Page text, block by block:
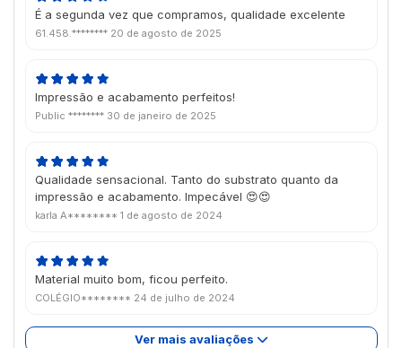
É a segunda vez que compramos, qualidade excelente
61.458.******** 20 de agosto de 2025
Impressão e acabamento perfeitos!
Public ******** 30 de janeiro de 2025
Qualidade sensacional. Tanto do substrato quanto da
impressão e acabamento. Impecável 😍😍
karla A******** 1 de agosto de 2024
Material muito bom, ficou perfeito.
COLÉGIO******** 24 de julho de 2024
Ver mais avaliações